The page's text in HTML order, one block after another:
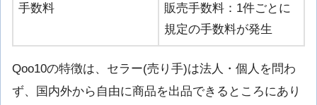
手数料
販売手数料：1件ごとに
規定の手数料が発生
Qoo10の特徴は、セラー(売り手)は法人・個人を問わ
ず、国内外から自由に商品を出品できるところにあり